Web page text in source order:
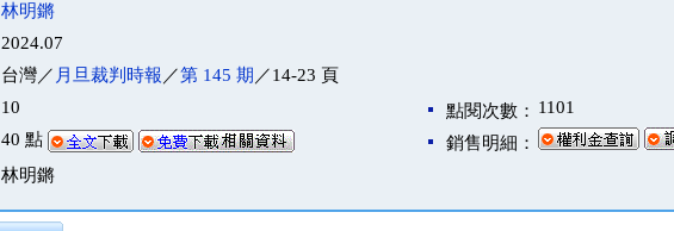
林明鏘
2024.07
台灣／ 月旦裁判時報 ／第 145 期 ／14-23 頁
10 點閱次數： 1101
40 點
銷售明細：
林明鏘